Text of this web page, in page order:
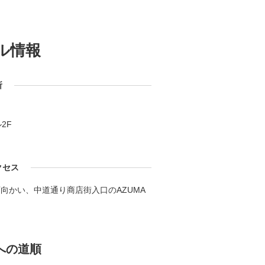
情報
セス
かい、中道通り商店街入口のAZUMA
の道順